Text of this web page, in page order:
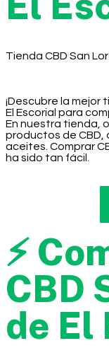
Tienda CBD San
¡Descubre la mejor
El Escorial para
En nuestra tienda,
productos de CBD,
aceites. Comprar
ha sido tan fácil.
⚡
CBD
de El